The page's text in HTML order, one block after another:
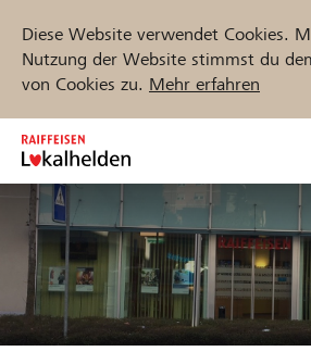
Diese Website verwendet Cookies.
Nutzung der Website stimmst du
von Cookies zu. Mehr erfahren
Zum
Inhalt
springen
Projekte und Organisationen finden
Jetzt starten